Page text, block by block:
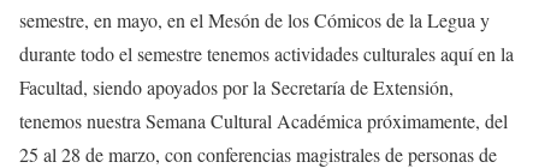
semestre, en mayo, en el Mesón de los Cómicos de la Legua y
durante todo el semestre tenemos actividades culturales aquí en la
Facultad, siendo apoyados por la Secretaría de Extensión,
tenemos nuestra Semana Cultural Académica próximamente, del
25 al 28 de marzo, con conferencias magistrales de personas de